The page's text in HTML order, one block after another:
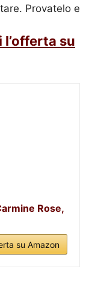
Provatelo e
su
Rose,
su Amazon